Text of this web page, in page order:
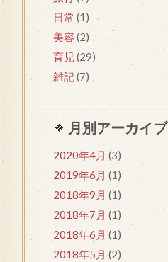
日常 (1)
美容 (2)
育児 (29)
雑記(7)
月別アーカイブ
2020年4月 (3)
2019年6月 (1)
2018年9月 (1)
2018年7月 (1)
2018年6月 (1)
2018年5月 (2)